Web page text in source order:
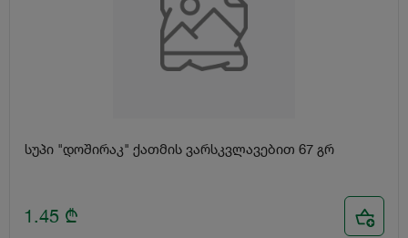
სუპი "დოშირაკ" ქათმის ვარსკვლავებით 67 გრ
1.45 ₾